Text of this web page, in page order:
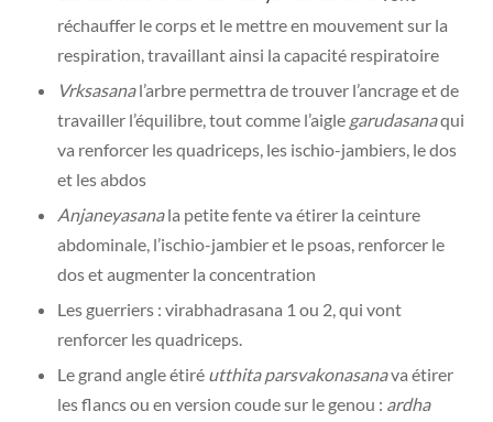
réchauffer le corps et le mettre en mouvement sur la
respiration, travaillant ainsi la capacité respiratoire
Vrksasanal’arbre permettra de trouver l’ancrage et de
travailler l’équilibre, tout comme l’aigle garudasanaqui
va renforcer les quadriceps, les ischio-jambiers, le dos
et les abdos
Anjaneyasanala petite fente va étirer la ceinture
abdominale, l’ischio-jambier et le psoas, renforcer le
dos et augmenter la concentration
Les guerriers : virabhadrasana 1 ou 2, qui vont
renforcer les quadriceps.
Le grand angle étiré utthita parsvakonasanava étirer
les flancs ou en version coude sur le genou : ardha